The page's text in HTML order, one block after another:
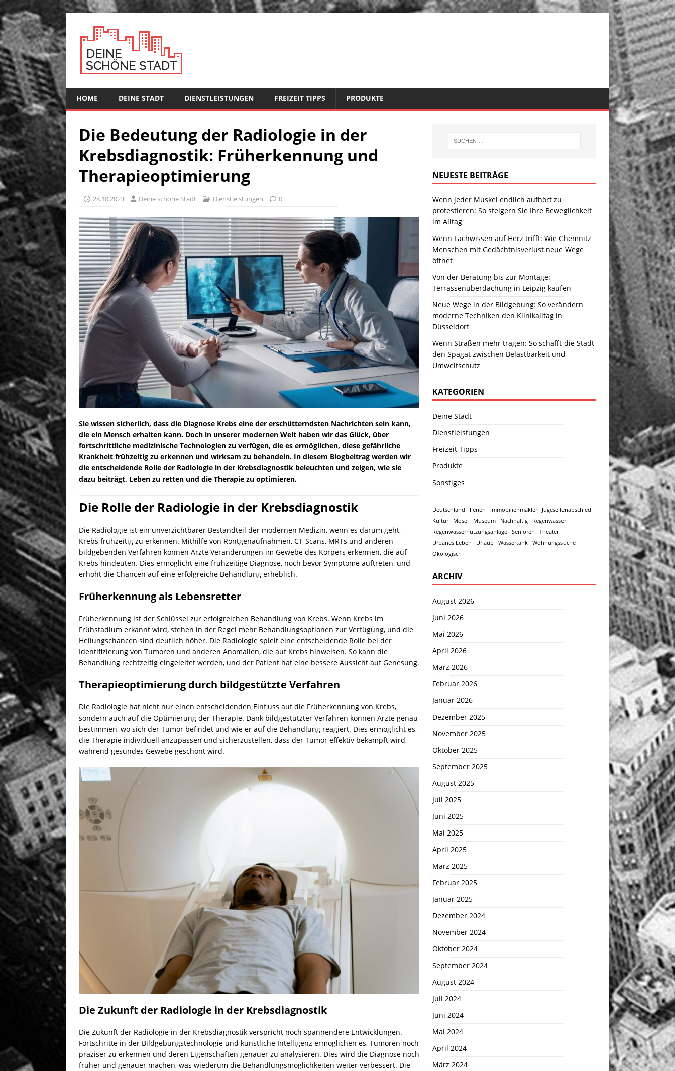
HOME DEINE STADT DIENSTLEISTUNGEN FREIZEIT TIPPS PRODUKTE
Die Bedeutung der Radiologie in der
Krebsdiagnostik: Früherkennung und
Therapieoptimierung
28.10.2023 Deine schöne Stadt Dienstleistungen 0
Sie wissen sicherlich, dass die Diagnose Krebs eine der erschütterndsten Nachrichten sein kann,
die ein Mensch erhalten kann. Doch in unserer modernen Welt haben wir das Glück, über
fortschrittliche medizinische Technologien zu verfügen, die es ermöglichen, diese gefährliche
Krankheit frühzeitig zu erkennen und wirksam zu behandeln. In diesem Blogbeitrag werden wir
die entscheidende Rolle der Radiologie in der Krebsdiagnostik beleuchten und zeigen, wie sie
dazu beiträgt, Leben zu retten und die Therapie zu optimieren.
Die Rolle der Radiologie in der Krebsdiagnostik
Die Radiologie ist ein unverzichtbarer Bestandteil der modernen Medizin, wenn es darum geht,
Krebs frühzeitig zu erkennen. Mithilfe von Röntgenaufnahmen, CT-Scans, MRTs und anderen
bildgebenden Verfahren können Ärzte Veränderungen im Gewebe des Körpers erkennen, die auf
Krebs hindeuten. Dies ermöglicht eine frühzeitige Diagnose, noch bevor Symptome auftreten, und
erhöht die Chancen auf eine erfolgreiche Behandlung erheblich.
Früherkennung als Lebensretter
Früherkennung ist der Schlüssel zur erfolgreichen Behandlung von Krebs. Wenn Krebs im
Frühstadium erkannt wird, stehen in der Regel mehr Behandlungsoptionen zur Verfügung, und die
Heilungschancen sind deutlich höher. Die Radiologie spielt eine entscheidende Rolle bei der
Identifizierung von Tumoren und anderen Anomalien, die auf Krebs hinweisen. So kann die
Behandlung rechtzeitig eingeleitet werden, und der Patient hat eine bessere Aussicht auf Genesung.
Therapieoptimierung durch bildgestützte Verfahren
Die Radiologie hat nicht nur einen entscheidenden Einfluss auf die Früherkennung von Krebs,
sondern auch auf die Optimierung der Therapie. Dank bildgestützter Verfahren können Ärzte genau
bestimmen, wo sich der Tumor befindet und wie er auf die Behandlung reagiert. Dies ermöglicht es,
die Therapie individuell anzupassen und sicherzustellen, dass der Tumor effektiv bekämpft wird,
während gesundes Gewebe geschont wird.
Die Zukunft der Radiologie in der Krebsdiagnostik
Die Zukunft der Radiologie in der Krebsdiagnostik verspricht noch spannendere Entwicklungen.
Fortschritte in der Bildgebungstechnologie und künstliche Intelligenz ermöglichen es, Tumoren noch
präziser zu erkennen und deren Eigenschaften genauer zu analysieren. Dies wird die Diagnose noch
früher und genauer machen, was wiederum die Behandlungsmöglichkeiten weiter verbessert. Die
NEUESTE BEITRÄGE
Wenn jeder Muskel endlich aufhört zu
protestieren: So steigern Sie Ihre Beweglichkeit
im Alltag
Wenn Fachwissen auf Herz trifft: Wie Chemnitz
Menschen mit Gedächtnisverlust neue Wege
öffnet
Von der Beratung bis zur Montage:
Terrassenüberdachung in Leipzig kaufen
Neue Wege in der Bildgebung: So verändern
moderne Techniken den Klinikalltag in
Düsseldorf
Wenn Straßen mehr tragen: So schafft die Stadt
den Spagat zwischen Belastbarkeit und
Umweltschutz
KATEGORIEN
Deine Stadt
Dienstleistungen
Freizeit Tipps
Produkte
Sonstiges
Deutschland Ferien Immobilienmakler
Jugesellenabschied
Kultur
Mosel Museum Nachhaltig
Regenwasser
Regenwassernutzungsanlage
Senioren
Theater
Urbanes Leben
Urlaub Wassertank
Wohnungssuche
Ökologisch
ARCHIV
August 2026
Juni 2026
Mai 2026
April 2026
März 2026
Februar 2026
Januar 2026
Dezember 2025
November 2025
Oktober 2025
September 2025
August 2025
Juli 2025
Juni 2025
Mai 2025
April 2025
März 2025
Februar 2025
Januar 2025
Dezember 2024
November 2024
Oktober 2024
September 2024
August 2024
Juli 2024
Juni 2024
Mai 2024
April 2024
März 2024